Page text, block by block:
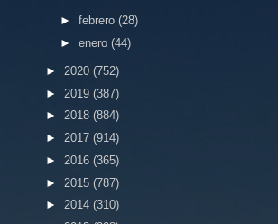
► febrero (28)
► enero (44)
► 2020 (752)
► 2019 (387)
► 2018 (884)
► 2017 (914)
► 2016 (365)
► 2015 (787)
► 2014 (310)